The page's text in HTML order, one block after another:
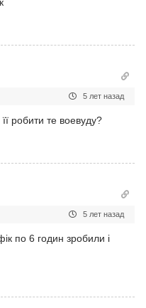
5 лет назад
робити те воевуду?
5 лет назад
по 6 годин зробили і